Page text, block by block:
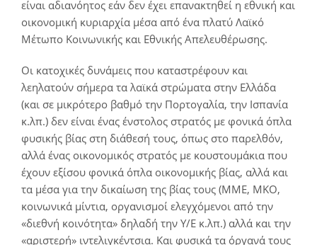
είναι αδιανόητος εάν δεν έχει επανακτηθεί η εθνική και
οικονομική κυριαρχία μέσα από ένα πλατύ Λαϊκό
Μέτωπο Κοινωνικής και Εθνικής Απελευθέρωσης.
Οι κατοχικές δυνάμεις που καταστρέφουν και
λεηλατούν σήμερα τα λαϊκά στρώματα στην Ελλάδα
(και σε μικρότερο βαθμό την Πορτογαλία, την Ισπανία
κ.λπ.) δεν είναι ένας ένστολος στρατός με φονικά όπλα
φυσικής βίας στη διάθεσή τους, όπως στο παρελθόν,
αλλά ένας οικονομικός στρατός με κουστουμάκια που
έχουν εξίσου φονικά όπλα οικονομικής βίας, αλλά και
τα μέσα για την δικαίωση της βίας τους (ΜΜΕ, ΜΚΟ,
κοινωνικά μίντια, οργανισμοί ελεγχόμενοι από την
«διεθνή κοινότητα» δηλαδή την Υ/Ε κ.λπ.) αλλά και την
«αριστερή» ιντελιγκέντσια. Και φυσικά τα όργανά τους